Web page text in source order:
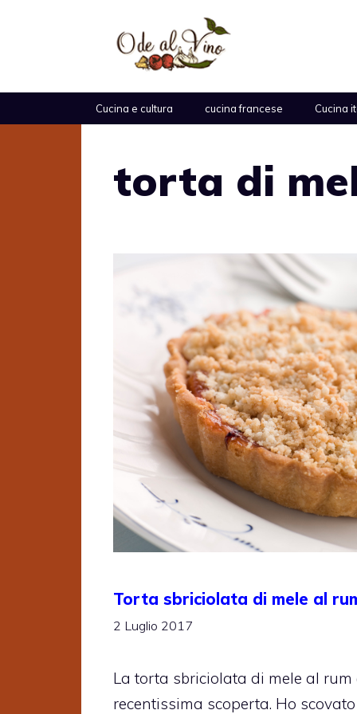
Cucina e cultura cucina francese Cucina
torta di
Torta sbriciolata di mele al
2 Luglio 2017
La torta sbriciolata di mele al rum
recentissima scoperta. Ho